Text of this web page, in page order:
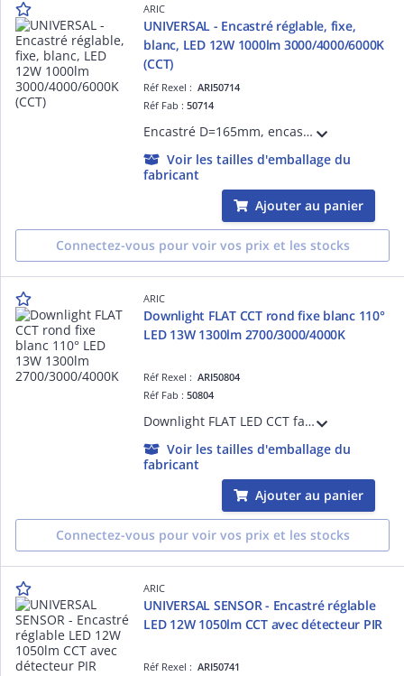
ARIC
UNIVERSAL - Encastré réglable, fixe,
blanc, LED 12W 1000lm 3000/4000/6000K
(CCT)
Réf Rexel :ARI50714
Réf Fab :50714
Encastré D=165mm, encastrement réglable ou installation saillie, extra-plat, alim. intégrée, blanc, diffuseur PMMA. LED 110° 12W 30000h, 1000lm (en 4000K), température de couleur réglable CCT 3000/4000/6000K. Variable par coupure de phase.
Voir les tailles d'emballage du
fabricant
Ajouter au panier
Connectez-vous pour voir vos prix et les stocks
ARIC
Downlight FLAT CCT rond fixe blanc 110°
LED 13W 1300lm 2700/3000/4000K
Réf Rexel :ARI50804
Réf Fab :50804
Downlight FLAT LED CCT faible épaisseur rond D=180mm fixe blanc 110° LED intégrée 13W CCT (température de couleur réglable 2700K, 3000K ou 4000K) flux sortant 1300 lumens en 4000K Alimentation LED séparée pré-câblée classe 2 IP20 fournie
Voir les tailles d'emballage du
fabricant
Ajouter au panier
Connectez-vous pour voir vos prix et les stocks
ARIC
UNIVERSAL SENSOR - Encastré réglable
LED 12W 1050lm CCT avec détecteur PIR
Réf Rexel :ARI50741